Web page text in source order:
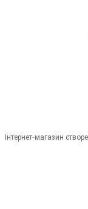
Інтернет-магазин